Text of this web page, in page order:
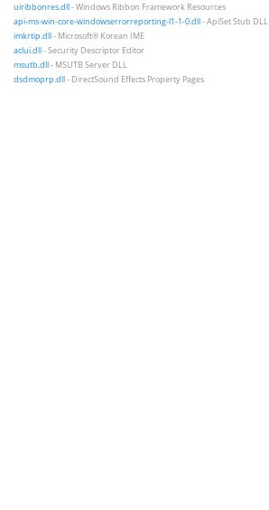
uiribbonres.dll- Windows Ribbon Framework Resources
api-ms-win-core-windowserrorreporting-l1-1-0.dll- ApiSet Stub DLL
imkrtip.dll- Microsoft® Korean IME
aclui.dll- Security Descriptor Editor
msutb.dll- MSUTB Server DLL
dsdmoprp.dll- DirectSound Effects Property Pages